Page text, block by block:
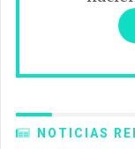
NOTICIAS